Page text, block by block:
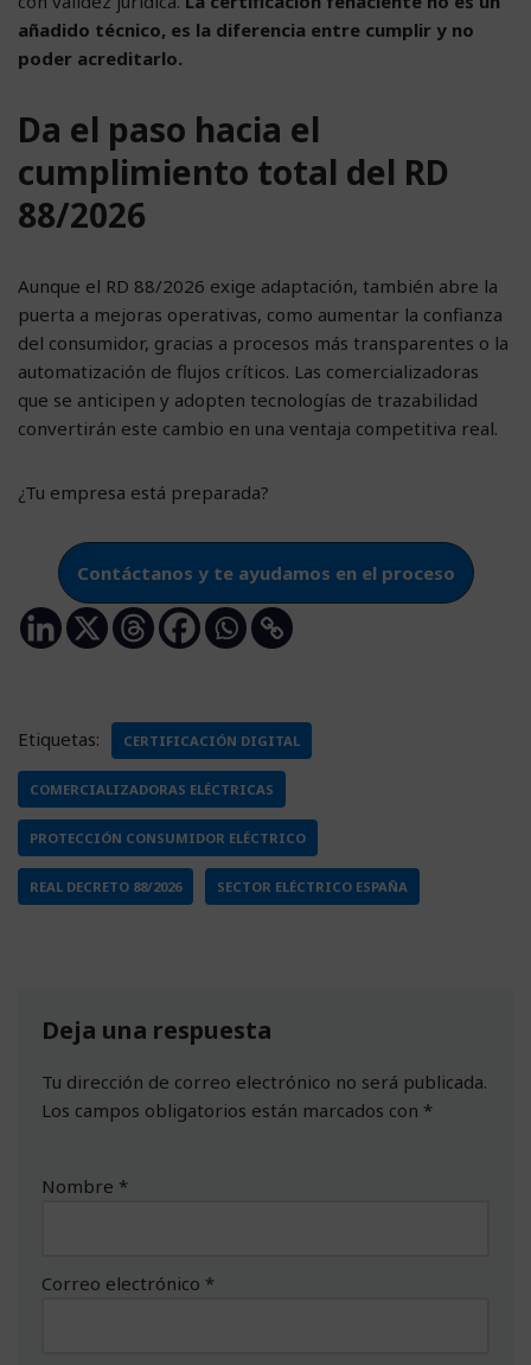
añadido técnico, es la diferencia entre cumplir y no
poder acreditarlo.
Da el paso hacia el
cumplimiento total del RD
88/2026
Aunque el RD 88/2026 exige adaptación, también abre la
puerta a mejoras operativas, como aumentar la confianza
del consumidor, gracias a procesos más transparentes o la
automatización de flujos críticos. Las comercializadoras
que se anticipen y adopten tecnologías de trazabilidad
convertirán este cambio en una ventaja competitiva real.
¿Tu empresa está preparada?
Contáctanos y te ayudamos en el proceso
Etiquetas: CERTIFICACIÓN DIGITAL
COMERCIALIZADORAS ELÉCTRICAS
PROTECCIÓN CONSUMIDOR ELÉCTRICO
REAL DECRETO 88/2026 SECTOR ELÉCTRICO ESPAÑA
Deja una respuesta
Tu dirección de correo electrónico no será publicada.
Los campos obligatorios están marcados con *
Nombre *
Correo electrónico *